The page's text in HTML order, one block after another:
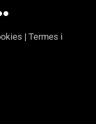
| Termes i